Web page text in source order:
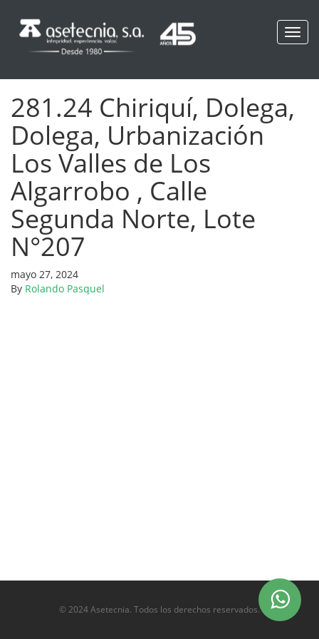
281.24 Chiriquí, Dolega,
Dolega, Urbanización
Los Valles de Los
Algarrobo , Calle
Segunda Norte, Lote
N°207
mayo 27, 2024
By Rolando Pasquel
© 2024 Asetecnia. Todos los derechos reservados.